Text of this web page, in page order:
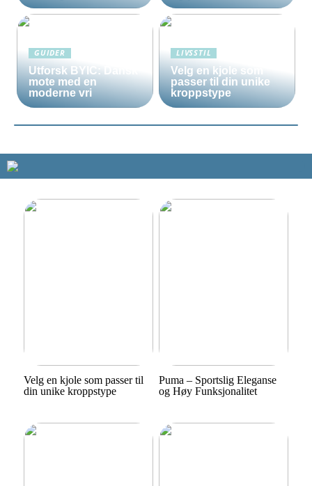
GUIDER
Utforsk BYIC: Dansk
mote med en
moderne vri
LIVSSTIL
Velg en kjole som
passer til din unike
kroppstype
Velg en kjole som passer til
din unike kroppstype
Puma – Sportslig Eleganse
og Høy Funksjonalitet